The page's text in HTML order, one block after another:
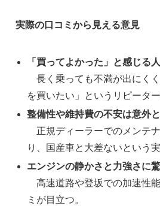
実際の口コミから見える意見
「買ってよかった」と感じる
長く乗っても不満が出にく
を買いたい」というリピータ
整備性や維持費の不安は意外
正規ディーラーでのメンテ
り、国産車と大差ないという実
エンジンの静かさと力強さに
高速道路や登坂での加速性
ミが目立つ。